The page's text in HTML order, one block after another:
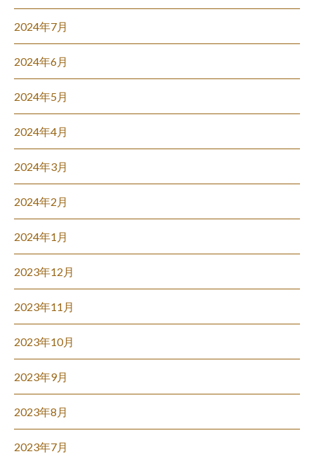
2024年7月
2024年6月
2024年5月
2024年4月
2024年3月
2024年2月
2024年1月
2023年12月
2023年11月
2023年10月
2023年9月
2023年8月
2023年7月